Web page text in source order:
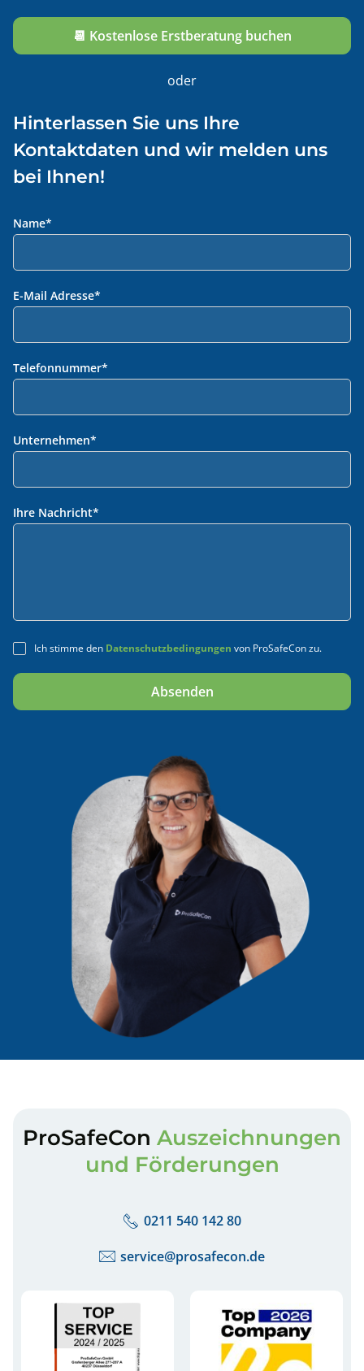
📆 Kostenlose Erstberatung buchen
oder
Hinterlassen Sie uns Ihre
Kontaktdaten und wir melden uns
bei Ihnen!
Name*
E-Mail Adresse*
Telefonnummer*
Unternehmen*
Ihre Nachricht*
Ich stimme den Datenschutzbedingungen von ProSafeCon zu.
ProSafeCon Auszeichnungen
und Förderungen
0211 540 142 80
service@prosafecon.de